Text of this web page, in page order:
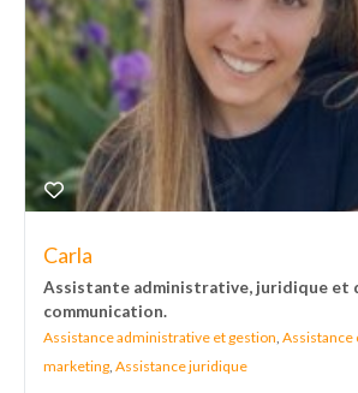
Carla
Assistante administrative, juridique et
communication.
Assistance administrative et gestion, Assistance
marketing, Assistance juridique